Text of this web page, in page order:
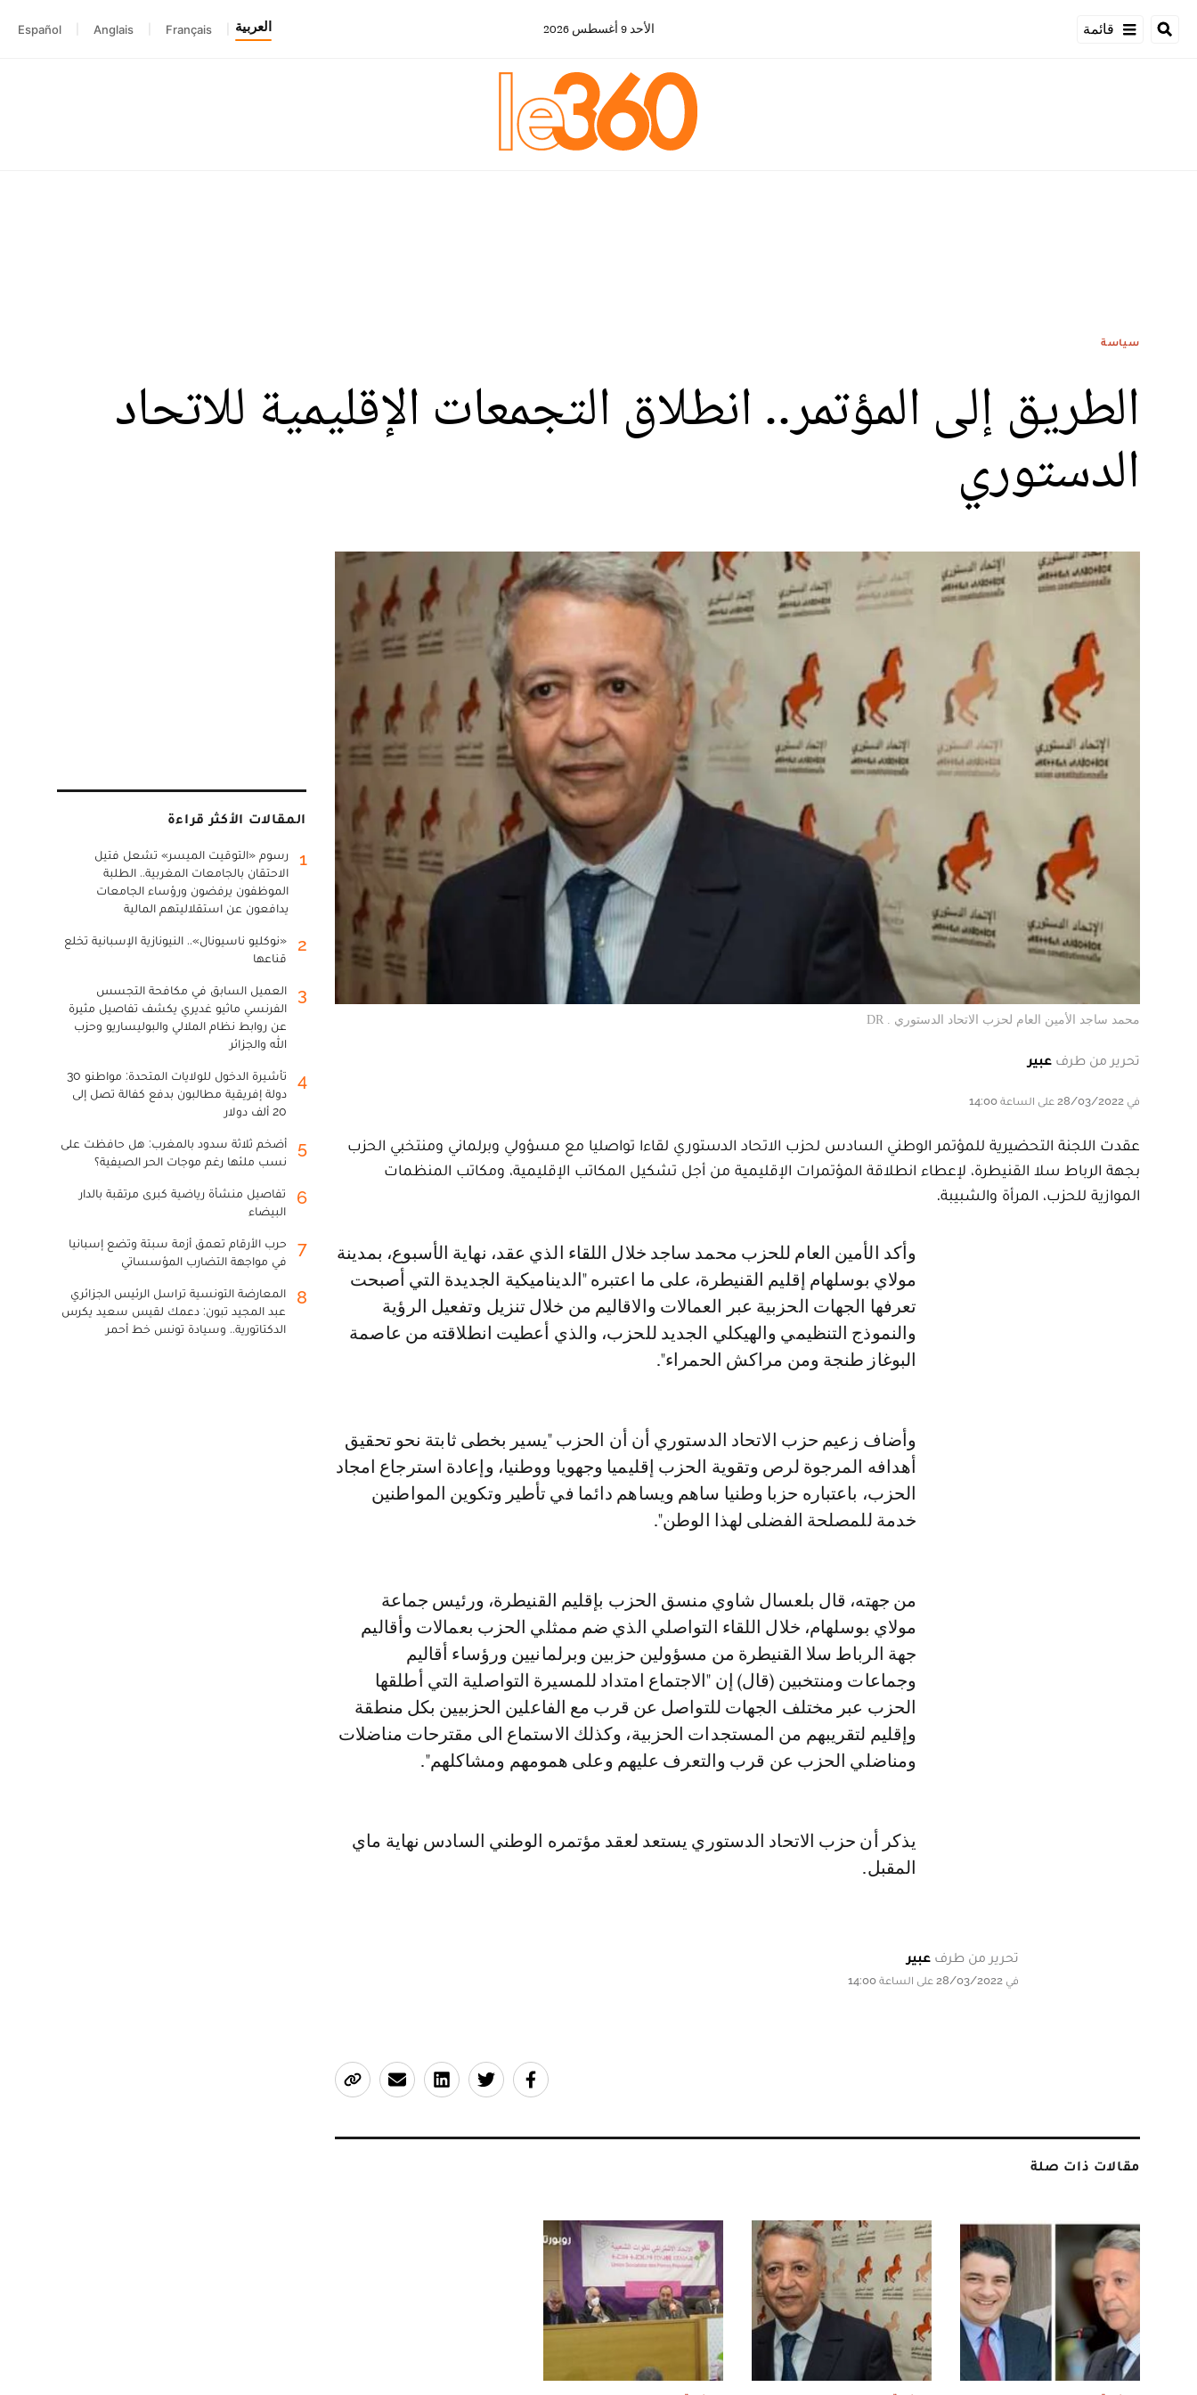
قائمة الأحد 9 أغسطس 2026 العربية Français
Anglais
Español
سياسة
الطريق إلى المؤتمر.. انطلاق التجمعات الإقليمية للاتحاد
الدستوري
محمد ساجد الأمين العام لحزب الاتحاد الدستوري . DR
تحرير من طرف عبير
في 28/03/2022 على الساعة 14:00
عقدت اللجنة التحضيرية للمؤتمر الوطني السادس لحزب الاتحاد الدستوري لقاءا تواصليا مع مسؤولي وبرلماني ومنتخبي الحزب
بجهة الرباط سلا القنيطرة، لإعطاء انطلاقة المؤتمرات الإقليمية من أجل تشكيل المكاتب الإقليمية، ومكاتب المنظمات
الموازية للحزب، المرأة والشبيبة.
وأكد الأمين العام للحزب محمد ساجد خلال اللقاء الذي عقد، نهاية الأسبوع، بمدينة
مولاي بوسلهام إقليم القنيطرة، على ما اعتبره "الديناميكية الجديدة التي أصبحت
تعرفها الجهات الحزبية عبر العمالات والاقاليم من خلال تنزيل وتفعيل الرؤية
والنموذج التنظيمي والهيكلي الجديد للحزب، والذي أعطيت انطلاقته من عاصمة
البوغاز طنجة ومن مراكش الحمراء".
وأضاف زعيم حزب الاتحاد الدستوري أن أن الحزب "يسير بخطى ثابتة نحو تحقيق
أهدافه المرجوة لرص وتقوية الحزب إقليميا وجهويا ووطنيا، وإعادة استرجاع امجاد
الحزب، باعتباره حزبا وطنيا ساهم ويساهم دائما في تأطير وتكوين المواطنين
خدمة للمصلحة الفضلى لهذا الوطن".
من جهته، قال بلعسال شاوي منسق الحزب بإقليم القنيطرة، ورئيس جماعة
مولاي بوسلهام، خلال اللقاء التواصلي الذي ضم ممثلي الحزب بعمالات وأقاليم
جهة الرباط سلا القنيطرة من مسؤولين حزبين وبرلمانيين ورؤساء أقاليم
وجماعات ومنتخبين (قال) إن "الاجتماع امتداد للمسيرة التواصلية التي أطلقها
الحزب عبر مختلف الجهات للتواصل عن قرب مع الفاعلين الحزبيين بكل منطقة
وإقليم لتقريبهم من المستجدات الحزبية، وكذلك الاستماع الى مقترحات مناضلات
ومناضلي الحزب عن قرب والتعرف عليهم وعلى همومهم ومشاكلهم".
يذكر أن حزب الاتحاد الدستوري يستعد لعقد مؤتمره الوطني السادس نهاية ماي
المقبل.
تحرير من طرف عبير
في 28/03/2022 على الساعة 14:00
مقالات ذات صلة
المقالات الأكثر قراءة
1
رسوم «التوقيت الميسر» تشعل فتيل
الاحتقان بالجامعات المغربية.. الطلبة
الموظفون يرفضون ورؤساء الجامعات
يدافعون عن استقلاليتهم المالية
2
«نوكليو ناسيونال».. النيونازية الإسبانية تخلع
قناعها
3
العميل السابق في مكافحة التجسس
الفرنسي ماثيو غديري يكشف تفاصيل مثيرة
عن روابط نظام الملالي والبوليساريو وحزب
الله والجزائر
4
تأشيرة الدخول للولايات المتحدة: مواطنو 30
دولة إفريقية مطالبون بدفع كفالة تصل إلى
20 ألف دولار
5
أضخم ثلاثة سدود بالمغرب: هل حافظت على
نسب ملئها رغم موجات الحر الصيفية؟
6
تفاصيل منشأة رياضية كبرى مرتقبة بالدار
البيضاء
7
حرب الأرقام تعمق أزمة سبتة وتضع إسبانيا
في مواجهة التضارب المؤسساتي
8
المعارضة التونسية تراسل الرئيس الجزائري
عبد المجيد تبون: دعمك لقيس سعيد يكرس
الدكتاتورية.. وسيادة تونس خط أحمر